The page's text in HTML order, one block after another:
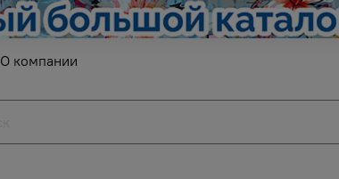
О компании